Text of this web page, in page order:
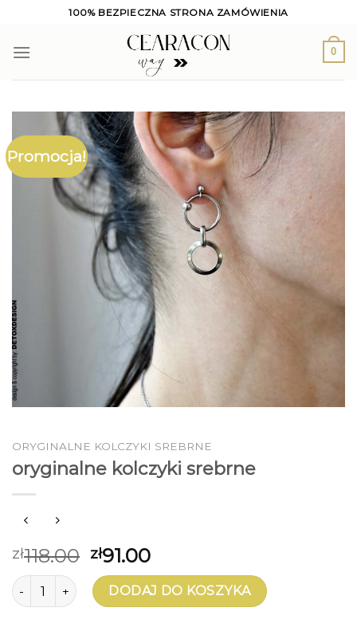
content
100% BEZPIECZNA STRONA ZAMÓWIENIA
0
Promocja!
ORYGINALNE KOLCZYKI SREBRNE
oryginalne kolczyki srebrne
zł118.00 zł91.00
ilość oryginalne kolczyki srebrne
DODAJ DO KOSZYKA